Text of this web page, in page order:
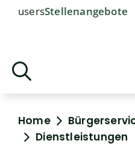
usersStellenangebote
Home
Dienstleistungen